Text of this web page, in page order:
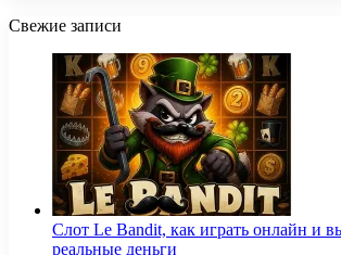
Свежие записи
Слот Le Bandit, как играть онлайн и
реальные деньги